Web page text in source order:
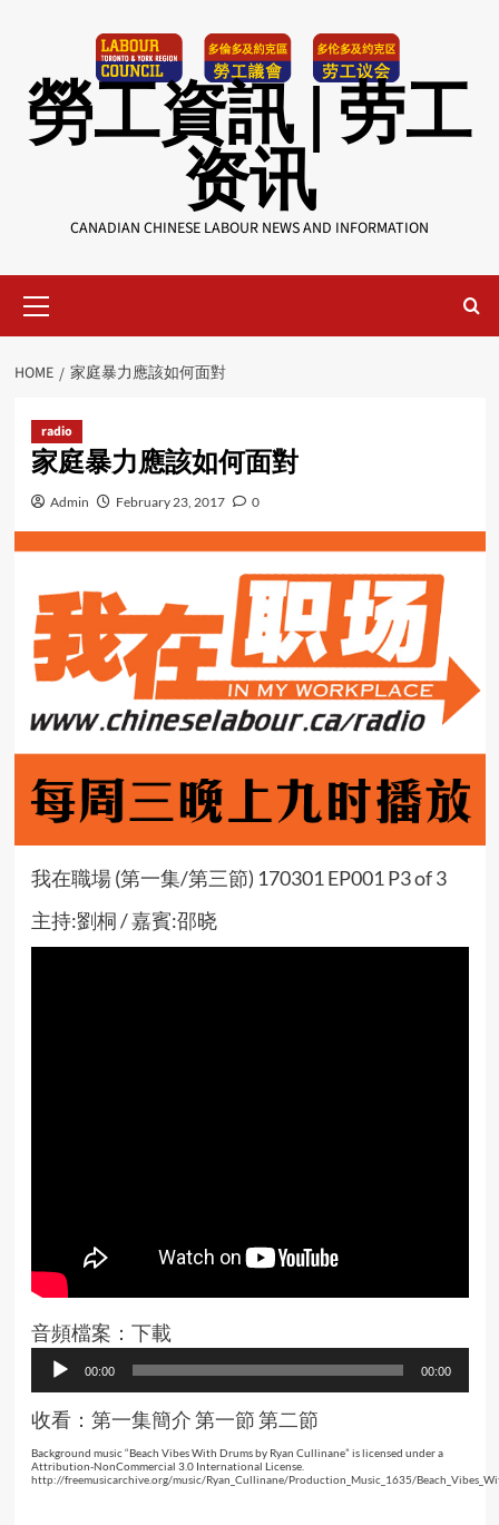
勞工資訊 | 劳工
资讯
CANADIAN CHINESE LABOUR NEWS AND INFORMATION
Menu
HOME 家庭暴力應該如何面對
radio
家庭暴力應該如何面對
Admin February 23, 2017 0
我在職場 (第一集/第三節) 170301 EP001 P3 of 3
主持:劉桐 / 嘉賓:邵晓
音頻檔案： 下載
Audio
Player
00:00 00:00
收看： 第一集簡介第一節第二節
Background music “Beach Vibes With Drums by Ryan Cullinane” is licensed under a
Attribution-NonCommercial 3.0 International License.
http://freemusicarchive.org/music/Ryan_Cullinane/Production_Music_1635/